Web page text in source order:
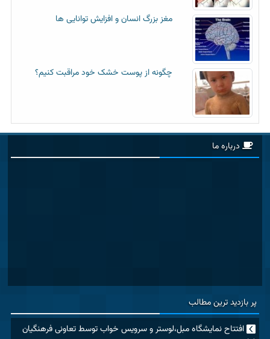
مغز بزرگ انسان و افزایش توانایی ها
چگونه از پوست خشک خود مراقبت کنیم؟
درباره ما
پر بازدید ترین مطالب
افتتاح نمایشگاه مبل،لوستر و سرویس خواب توسط تعاونی فرهنگیان